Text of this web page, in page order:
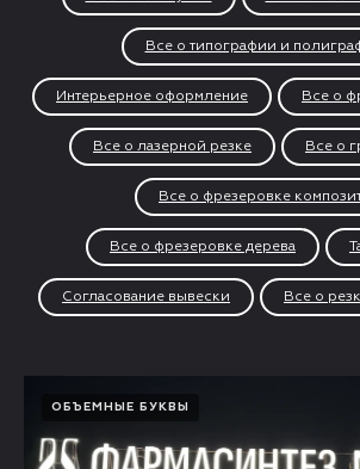
Все о типографии и
Интерьерное оформление Все о
Все о лазерной резке Все о
Все о фрезеровке
Все о фрезеровке дерева
Согласование вывески Все о
ОБЪЕМНЫЕ БУКВЫ